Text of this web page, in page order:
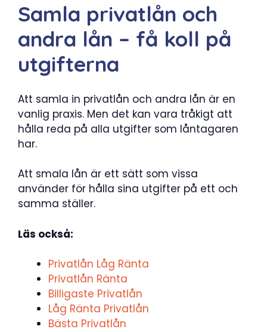
Samla privatlån och
andra lån – få koll på
utgifterna
Att samla in privatlån och andra lån är en
vanlig praxis. Men det kan vara tråkigt att
hålla reda på alla utgifter som låntagaren
har.
Att smala lån är ett sätt som vissa
använder för hålla sina utgifter på ett och
samma ställer.
Läs också:
Privatlån Låg Ränta
Privatlån Ränta
Billigaste Privatlån
Låg Ränta Privatlån
Bästa Privatlån